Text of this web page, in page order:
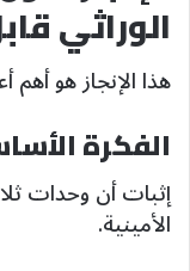
الوراثي
هذا الإنجاز هو أهم
الفكرة
الأمينية.